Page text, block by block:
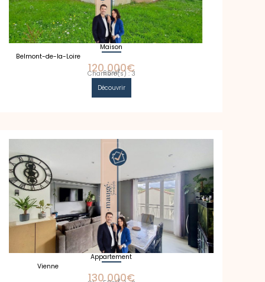
Maison
Belmont-de-la-Loire
120 000€
Chambre(s) : 3
96m2
Découvrir
Appartement
Vienne
130 000€